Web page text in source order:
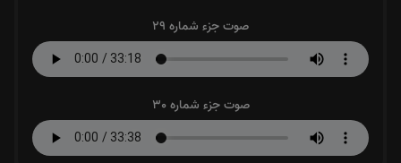
صوت جزء شماره 29
صوت جزء شماره 30